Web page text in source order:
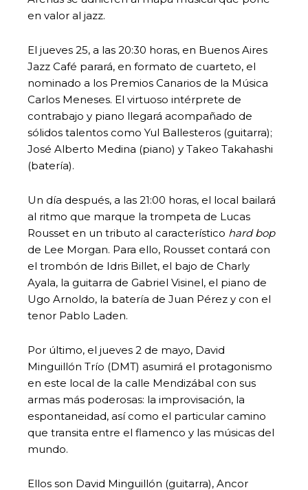
en valor al jazz.
El jueves 25, a las 20:30 horas, en Buenos Aires
Jazz Café parará, en formato de cuarteto, el
nominado a los Premios Canarios de la Música
Carlos Meneses. El virtuoso intérprete de
contrabajo y piano llegará acompañado de
sólidos talentos como Yul Ballesteros (guitarra);
José Alberto Medina (piano) y Takeo Takahashi
(batería).
Un día después, a las 21:00 horas, el local bailará
al ritmo que marque la trompeta de Lucas
Rousset en un tributo al característico hard bop
de Lee Morgan. Para ello, Rousset contará con
el trombón de Idris Billet, el bajo de Charly
Ayala, la guitarra de Gabriel Visinel, el piano de
Ugo Arnoldo, la batería de Juan Pérez y con el
tenor Pablo Laden.
Por último, el jueves 2 de mayo, David
Minguillón Trío (DMT) asumirá el protagonismo
en este local de la calle Mendizábal con sus
armas más poderosas: la improvisación, la
espontaneidad, así como el particular camino
que transita entre el flamenco y las músicas del
mundo.
Ellos son David Minguillón (guitarra), Ancor